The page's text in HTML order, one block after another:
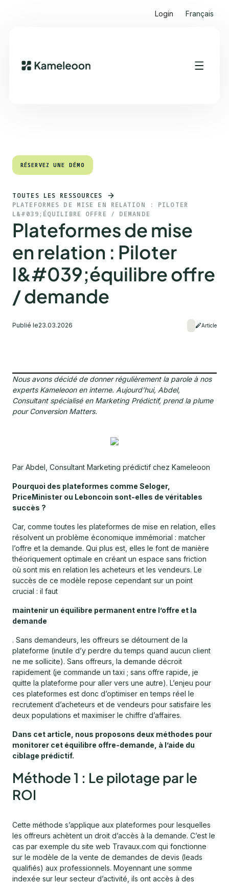
Login Français
Sommaire
RÉSERVEZ UNE DÉMO
RÉSERVEZ UNE DÉMO
TOUTES LES RESSOURCES
PLATEFORMES DE MISE EN RELATION : PILOTER
L&#039;ÉQUILIBRE OFFRE / DEMANDE
Plateformes de mise
en relation : Piloter
l&#039;équilibre offre
/ demande
Publié le23.03.2026 Article
Nous avons décidé de donner régulièrement la parole à nos
experts Kameleoon en interne. Aujourd’hui, Abdel,
Consultant spécialisé en Marketing Prédictif, prend la plume
pour Conversion Matters.
Par Abdel, Consultant Marketing prédictif chez Kameleoon
Pourquoi des plateformes comme Seloger,
PriceMinister ou Leboncoin sont-elles de véritables
succès ?
Car, comme toutes les plateformes de mise en relation, elles
résolvent un problème économique immémorial : matcher
l’offre et la demande. Qui plus est, elles le font de manière
théoriquement optimale en créant un espace sans friction
où sont mis en relation les acheteurs et les vendeurs. Le
succès de ce modèle repose cependant sur un point
crucial : il faut
maintenir un équilibre permanent entre l’offre et la
demande
. Sans demandeurs, les offreurs se détournent de la
plateforme (inutile d’y perdre du temps quand aucun client
ne me sollicite). Sans offreurs, la demande décroit
rapidement (je commande un taxi ; sans offre rapide, je
quitte la plateforme pour aller vers une autre). L’enjeu pour
ces plateformes est donc d’optimiser en temps réel le
recrutement d’acheteurs et de vendeurs pour satisfaire les
deux populations et maximiser le chiffre d’affaires.
Dans cet article, nous proposons deux méthodes pour
monitorer cet équilibre offre-demande, à l’aide du
ciblage prédictif.
Méthode 1 : Le pilotage par le
ROI
Cette méthode s’applique aux plateformes pour lesquelles
les offreurs achètent un droit d’accès à la demande. C’est le
cas par exemple du site web Travaux.com qui fonctionne
sur le modèle de la vente de demandes de devis (leads
qualifiés) aux professionnels. Moyennant une somme
indexée sur leur secteur d’activité, ils ont accès à des